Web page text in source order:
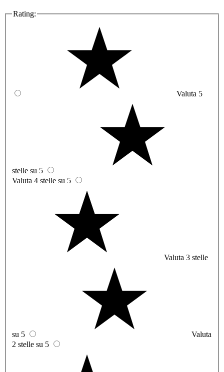
Rating:
Valuta 5
stelle su 5
Valuta 4 stelle su 5
Valuta 3 stelle
su 5
Valuta
2 stelle su 5